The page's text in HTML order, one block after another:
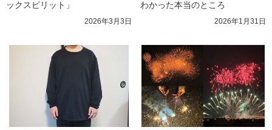
ックスピリット」
2026年3月3日
わかった本当のところ
2026年1月31日